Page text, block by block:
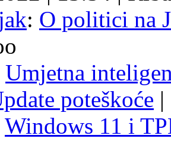
: O politici na
Umjetna
poteškoće |
Windows 11 i